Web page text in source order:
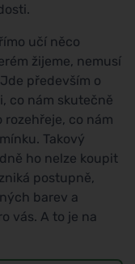
učí něco
žijeme, nemusí
především o
co nám skutečně
co nám
Takový
ho nelze koupit
postupně,
barev a
vás. A to je na